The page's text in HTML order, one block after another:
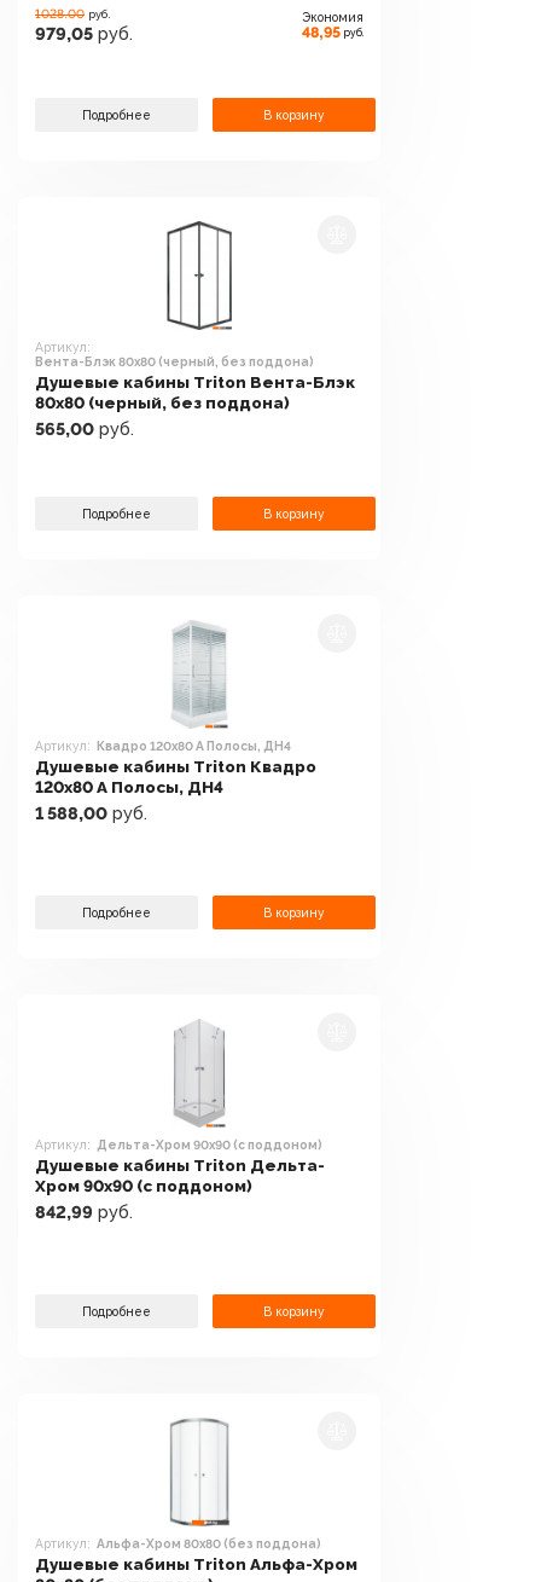
1028.00 руб.
979,05 руб.
Экономия
48,95 руб.
Подробнее В корзину
Артикул:
Вента-Блэк 80x80 (черный, без поддона)
Душевые кабины Triton Вента-Блэк
80x80 (черный, без поддона)
565,00 руб.
Подробнее В корзину
Артикул: Квадро 120x80 А Полосы, ДН4
Душевые кабины Triton Квадро
120x80 А Полосы, ДН4
1 588,00 руб.
Подробнее В корзину
Артикул: Дельта-Хром 90x90 (с поддоном)
Душевые кабины Triton Дельта-
Хром 90x90 (с поддоном)
842,99 руб.
Подробнее В корзину
Артикул: Альфа-Хром 80х80 (без поддона)
Душевые кабины Triton Альфа-Хром